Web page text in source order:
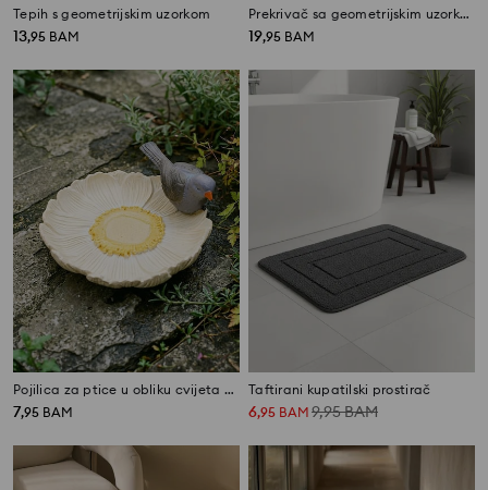
Tepih s geometrijskim uzorkom
13,95 BAM
Prekrivač sa geometrijskim uzorkom od pamuka
19,95 BAM
Pojilica za ptice u obliku cvijeta s figurom ptice
7,95 BAM
Taftirani kupatilski prostirač
6,95 BAM 9,95BAM